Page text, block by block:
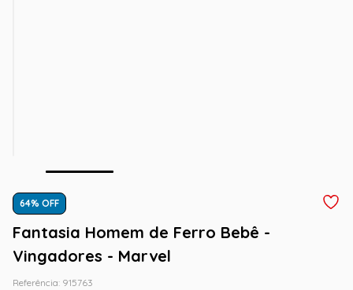
64% OFF
Fantasia Homem de Ferro Bebê -
Vingadores - Marvel
Referência: 915763